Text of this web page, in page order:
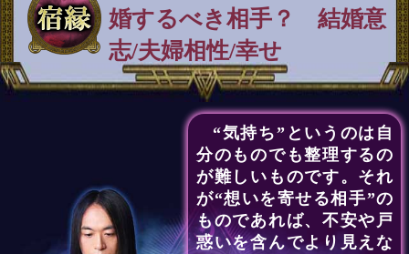
婚するべき相手？ 結婚意
志/夫婦相性/幸せ
“気持ち”というのは自
分のものでも整理するの
が難しいものです。それ
が“想いを寄せる相手”の
ものであれば、不安や戸
惑いを含んでより見えな